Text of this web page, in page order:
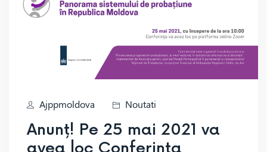
Ajppmoldova Noutati
Anunț! Pe 25 mai 2021 va